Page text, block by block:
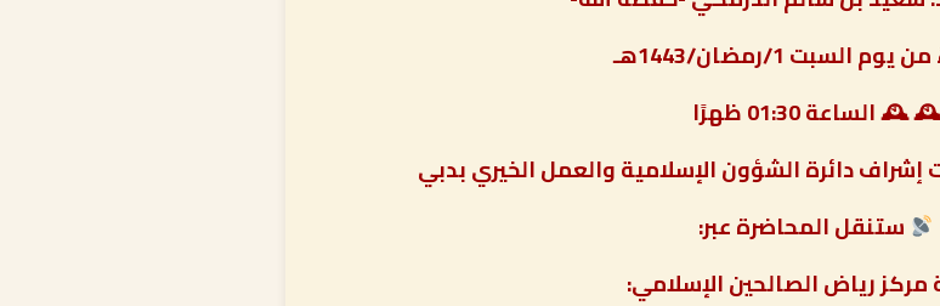
السبت 1/رمضان/1443هـ
🕰 🕰 الساعة 01:30 ظهرًا
ستنقل المحاضرة عبر:
مركز رياض الصالحين الإسلامي: